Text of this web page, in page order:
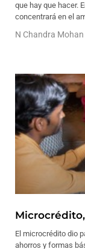
que hay que hacer.
concentrará en el
N Chandra Mohan
El microcrédito dio
ahorros y formas